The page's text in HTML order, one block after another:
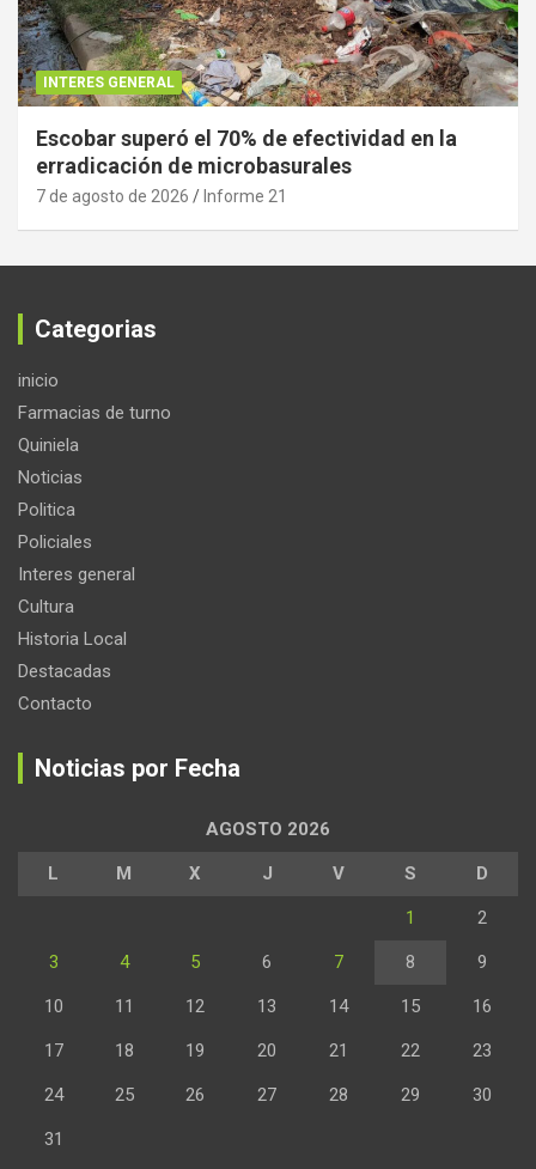
INTERES GENERAL
Escobar superó el 70% de efectividad en la
erradicación de microbasurales
7 de agosto de 2026 Informe 21
Categorias
inicio
Farmacias de turno
Quiniela
Noticias
Politica
Policiales
Interes general
Cultura
Historia Local
Destacadas
Contacto
Noticias por Fecha
AGOSTO 2026
L M X J V S D
1 2
3 4 5 6 7 8 9
10 11 12 13 14 15 16
17 18 19 20 21 22 23
24 25 26 27 28 29 30
31